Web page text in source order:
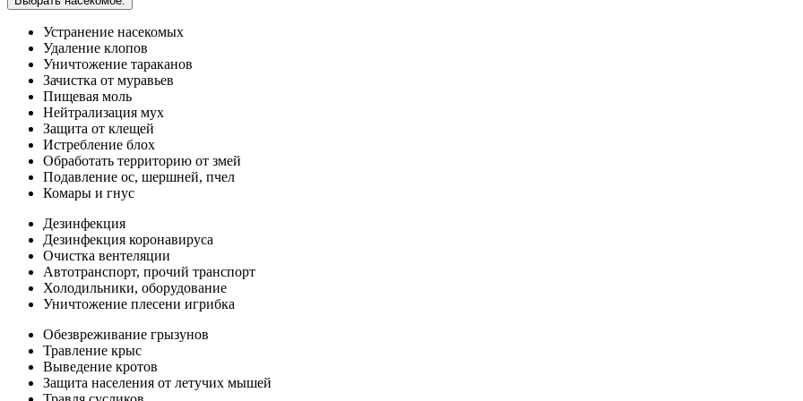
Устранение насекомых
Удаление клопов
Уничтожение тараканов
Зачистка от муравьев
Пищевая моль
Нейтрализация мух
Защита от клещей
Истребление блох
Обработать территорию от змей
Подавление ос, шершней, пчел
Комары и гнус
Дезинфекция
Дезинфекция коронавируса
Очистка вентеляции
Автотранспорт, прочий транспорт
Холодильники, оборудование
Уничтожение плесени игрибка
Обезвреживание грызунов
Травление крыс
Выведение кротов
Защита населения от летучих мышей